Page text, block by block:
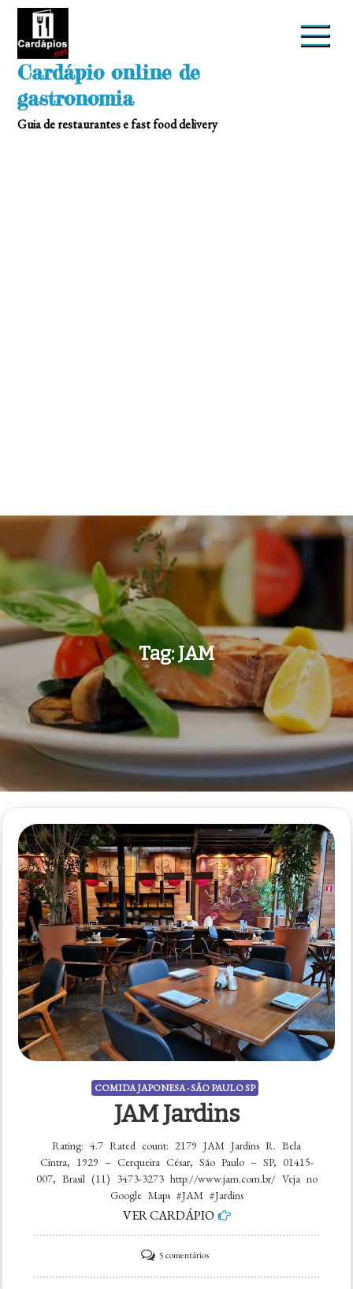
Skip
Cardápio online de
gastronomia
Guia de restaurantes e fast food delivery
Tag:JAM
COMIDA JAPONESA - SÃO PAULO SP
JAM Jardins
Rating: 4.7 Rated count: 2179 JAM Jardins R. Bela
Cintra, 1929 – Cerqueira César, São Paulo – SP, 01415-
007, Brasil (11) 3473-3273 http://www.jam.com.br/ Veja no
Google Maps #JAM #Jardins
VER CARDÁPIO
5 comentáriosem
JAM